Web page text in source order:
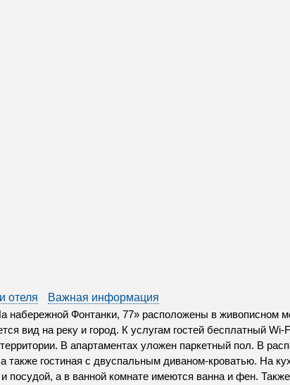
отеля
Важная информация
набережной Фонтанки, 77» расположены в живописном
вид на реку и город. К услугам гостей бесплатный Wi-
В апартаментах уложен паркетный пол. В
также гостиная с двуспальным диваном-кроватью. На
и посудой, а в ванной комнате имеются ванна и фен.